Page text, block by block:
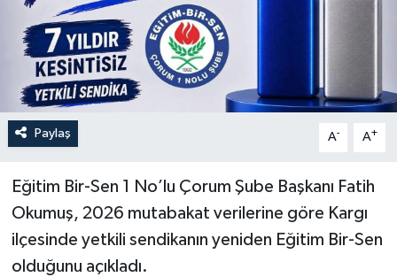
Paylaş A- A+
Eğitim Bir-Sen 1 No’lu Çorum Şube Başkanı Fatih
Okumuş, 2026 mutabakat verilerine göre Kargı
ilçesinde yetkili sendikanın yeniden Eğitim Bir-Sen
olduğunu açıkladı.